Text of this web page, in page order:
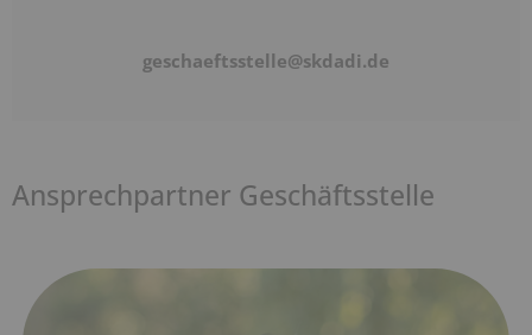
geschaeftsstelle@skdadi.de
Ansprechpartner Geschäftsstelle